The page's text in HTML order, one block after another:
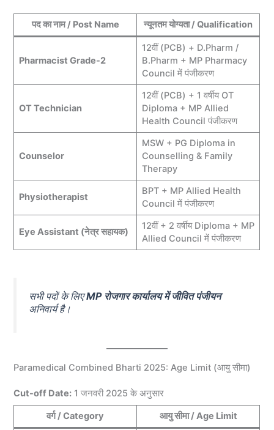
पद का नाम / Post Name न्यूनतम योग्यता / Qualification
Pharmacist Grade-2
12वीं (PCB) + D.Pharm /
B.Pharm + MP Pharmacy
Council में पंजीकरण
OT Technician
12वीं (PCB) + 1 वर्षीय OT
Diploma + MP Allied
Health Council पंजीकरण
Counselor
MSW + PG Diploma in
Counselling & Family
Therapy
Physiotherapist
BPT + MP Allied Health
Council में पंजीकरण
Eye Assistant (नेत्र सहायक)
12वीं + 2 वर्षीय Diploma + MP
Allied Council में पंजीकरण
सभी पदों के लिएMP रोजगार कार्यालय में जीवित पंजीयन
अनिवार्य है।
Paramedical Combined Bharti 2025: Age Limit (आयु सीमा)
Cut-off Date: 1 जनवरी 2025 के अनुसार
वर्ग / Category आयु सीमा / Age Limit